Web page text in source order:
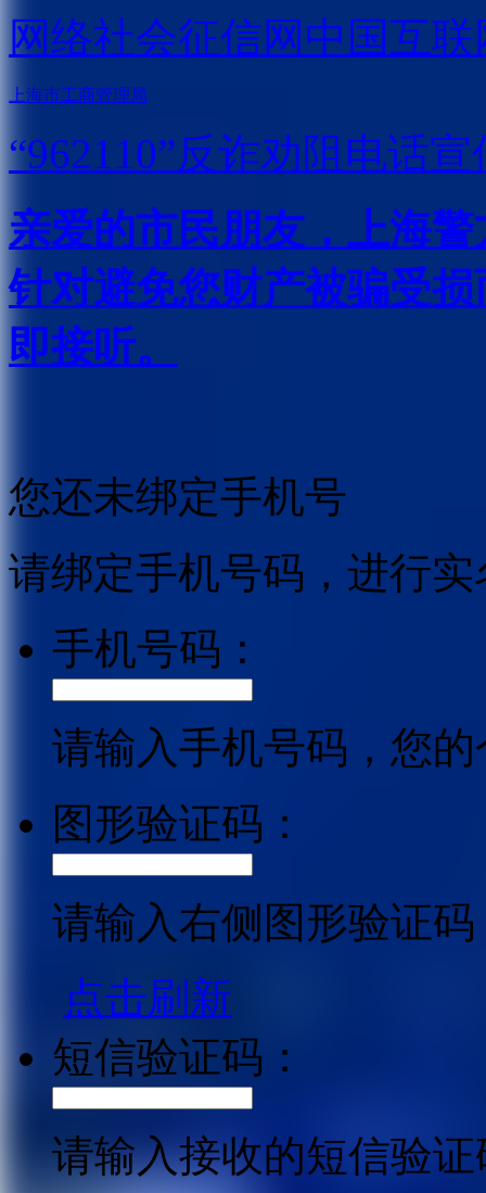
网络社会征信网 中国互
上海市工商管理局
“962110”反诈劝阻电话宣
亲爱的市民朋友，上海
针对避免您财产被骗受
即接听。
您还未绑定手机号
请绑定手机号码，进行
手机号码：
请输入手机号码，您
图形验证码：
请输入右侧图形验证码
点击刷新
短信验证码：
请输入接收的短信验证